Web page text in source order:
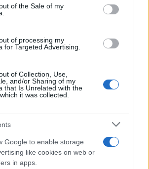
of the Sale of my
of processing my
for Targeted Advertising.
of Collection, Use,
and/or Sharing of my
that Is Unrelated with the
it was collected.
Google to enable storage
like cookies on web or
in apps.
di coinvolgimento nell’uso e
digitalizzazione. L
consolidare il ruolo del gruppo
responsabile, rafforzando la
’uso delle nuove tecnologie;
governare in maniera sempre
l
di essere apripista del futuro